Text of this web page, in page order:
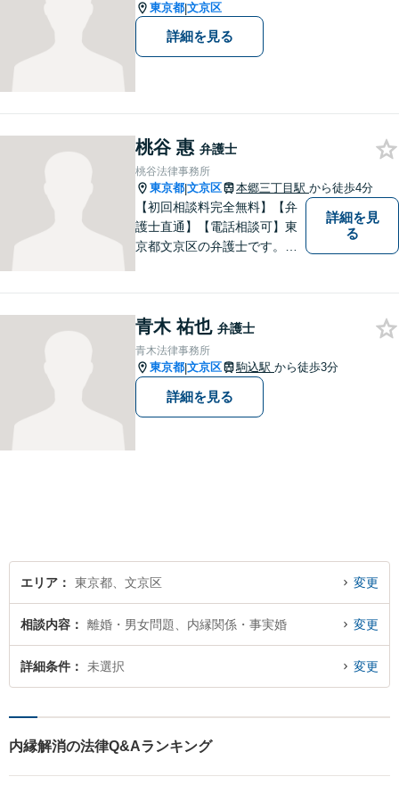
東京都|文京区
詳細を見る
桃谷 惠 弁護士
桃谷法律事務所
東京都|文京区 本郷三丁目駅 から徒歩4分
【初回相談料完全無料】【弁
護士直通】【電話相談可】東
京都文京区の弁護士です。夜
度ご相談してください。
詳細を見
る
青木 祐也 弁護士
青木法律事務所
東京都|文京区 駒込駅 から徒歩3分
詳細を見る
エリア 東京都、文京区 変更
相談内容 離婚・男女問題、内縁関係・事実婚 変更
詳細条件 未選択 変更
内縁解消の法律Q&Aランキング